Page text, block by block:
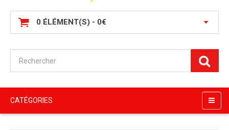
0 ÉLÉMENT(S) - 0€
CATÉGORIES